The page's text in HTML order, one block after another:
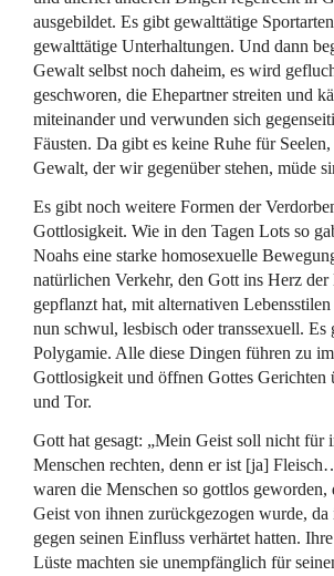
ausgebildet. Es gibt gewalttätige
gewalttätige Unterhaltungen. Und dann
Gewalt selbst noch daheim, es wird
geschworen, die Ehepartner streiten und
miteinander und verwunden sich
Fäusten. Da gibt es keine Ruhe für
Gewalt, der wir gegenüber stehen, müde
Es gibt noch weitere Formen der
Gottlosigkeit. Wie in den Tagen Lots so
Noahs eine starke homosexuelle
natürlichen Verkehr, den Gott ins Herz der
gepflanzt hat, mit alternativen
nun schwul, lesbisch oder transsexuell. Es
Polygamie. Alle diese Dingen führen zu
Gottlosigkeit und öffnen Gottes Gerichten
und Tor.
Gott hat gesagt: „Mein Geist soll nicht für
Menschen rechten, denn er ist [ja]
waren die Menschen so gottlos geworden,
Geist von ihnen zurückgezogen wurde, da
gegen seinen Einfluss verhärtet hatten.
Lüste machten sie unempfänglich für